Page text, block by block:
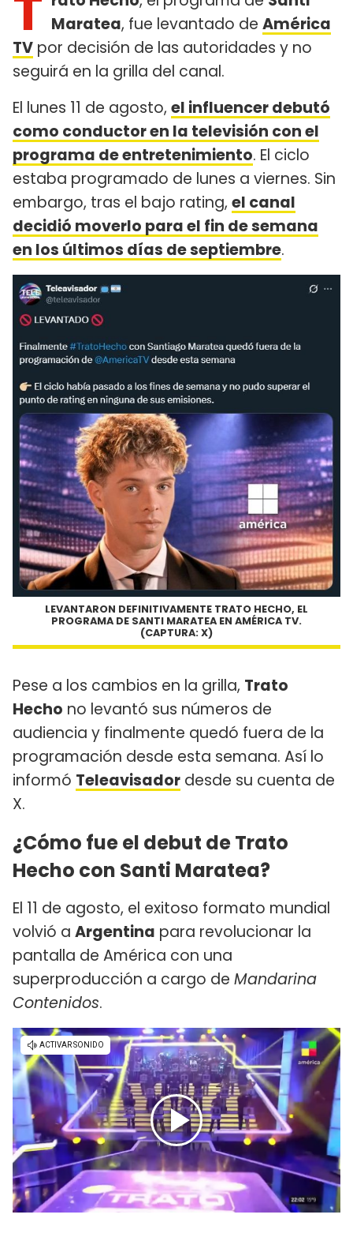
Maratea, fue levantado de América
TV por decisión de las autoridades y no
seguirá en la grilla del canal.
El lunes 11 de agosto, el influencer debutó
como conductor en la televisión con el
programa de entretenimiento. El ciclo
estaba programado de lunes a viernes. Sin
embargo, tras el bajo rating, el canal
decidió moverlo para el fin de semana
en los últimos días de septiembre.
LEVANTARON DEFINITIVAMENTE TRATO HECHO, EL
PROGRAMA DE SANTI MARATEA EN AMÉRICA TV.
(CAPTURA: X)
Pese a los cambios en la grilla, Trato
Hecho no levantó sus números de
audiencia y finalmente quedó fuera de la
programación desde esta semana. Así lo
informó Teleavisador desde su cuenta de
X.
¿Cómo fue el debut de Trato
Hecho con Santi Maratea?
El 11 de agosto, el exitoso formato mundial
volvió a Argentina para revolucionar la
pantalla de América con una
superproducción a cargo de Mandarina
Contenidos.